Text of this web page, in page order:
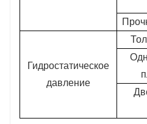
Гидростатическое
давление